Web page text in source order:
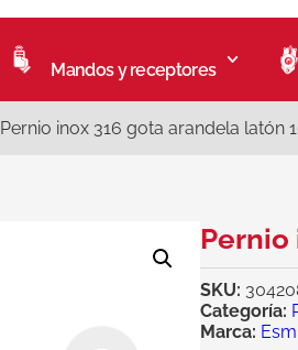
Mandos y receptores
Pernio inox 316 gota arandela latón
Pernio
SKU:
Categoría:
Marca: